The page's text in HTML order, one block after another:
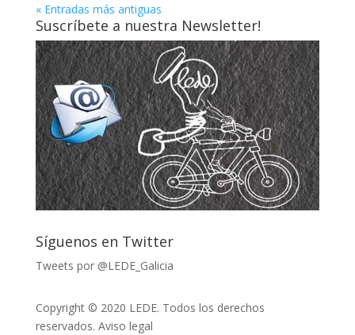
« Entradas más antiguas
Suscríbete a nuestra Newsletter!
Síguenos en Twitter
Tweets por @LEDE_Galicia
Copyright © 2020 LEDE. Todos los derechos
reservados. Aviso legal